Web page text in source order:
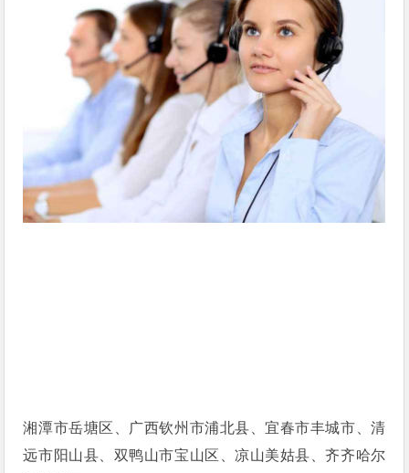
湘潭市岳塘区、广西钦州市浦北县、宜春市丰城市、清
远市阳山县、双鸭山市宝山区、凉山美姑县、齐齐哈尔